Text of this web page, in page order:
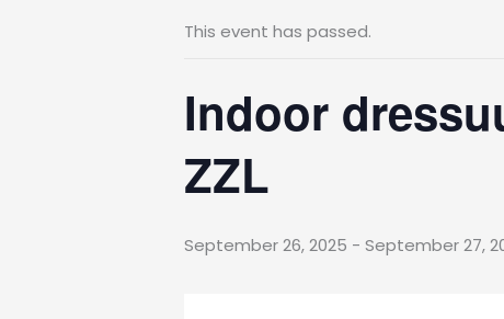
This event has passed.
Indoor
ZZL
September 26, 2025 - September 27,